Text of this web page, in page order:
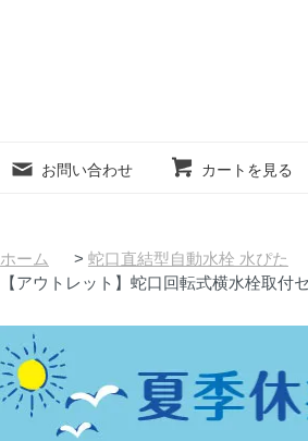
お問い合わせ カートを見る
ホーム > 蛇口直結型自動水栓 水ぴた
【アウトレット】蛇口回転式横水栓取付